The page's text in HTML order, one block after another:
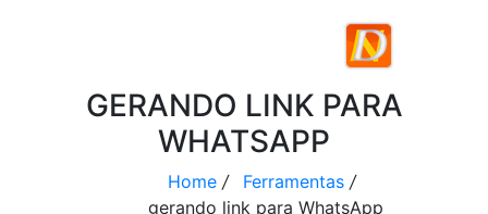
GERANDO LINK PARA
WHATSAPP
Home / Ferramentas /
gerando link para WhatsApp